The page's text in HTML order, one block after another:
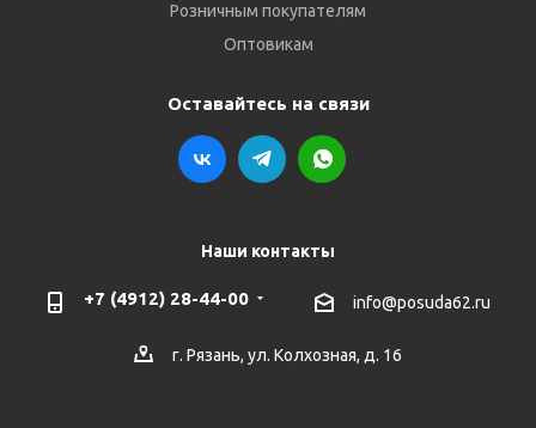
Розничным покупателям
Оптовикам
Оставайтесь на связи
Наши контакты
+7 (4912) 28-44-00 info@posuda62.ru
г. Рязань, ул. Колхозная, д. 16